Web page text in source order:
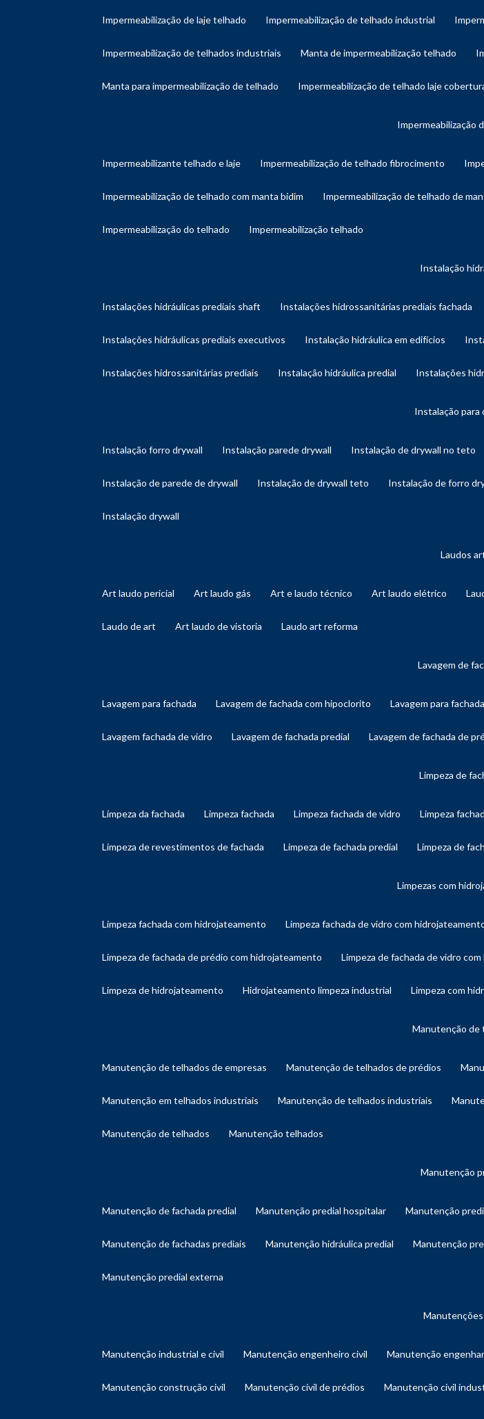
impermeabilização de laje telhado impermeabilização de telhado industrial
impermeabilização de telhados industriais manta de impermeabilização telhado
manta para impermeabilização de telhado impermeabilização de telhado laje
impermeabilização
impermeabilizante telhado e laje impermeabilização de telhado fibrocimento
impermeabilização de telhado com manta bidim impermeabilização de telhado de
impermeabilização do telhado impermeabilização telhado
instalação
instalações hidráulicas prediais shaft instalações hidrossanitárias prediais fachada
instalações hidráulicas prediais executivos instalação hidráulica em edifícios
instalações hidrossanitárias prediais instalação hidráulica predial instalações
instalação para
instalação forro drywall instalação parede drywall instalação de drywall no teto
instalação de parede de drywall instalação de drywall teto instalação de forro
instalação drywall
laudos
art laudo pericial art laudo gás art e laudo técnico art laudo elétrico
laudo de art art laudo de vistoria laudo art reforma
lavagem de
lavagem para fachada lavagem de fachada com hipoclorito lavagem para
lavagem fachada de vidro lavagem de fachada predial lavagem de fachada de
limpeza de
limpeza da fachada limpeza fachada limpeza fachada de vidro limpeza
limpeza de revestimentos de fachada limpeza de fachada predial limpeza de
limpezas com
limpeza fachada com hidrojateamento limpeza fachada de vidro com
limpeza de fachada de prédio com hidrojateamento limpeza de fachada de vidro
limpeza de hidrojateamento hidrojateamento limpeza industrial limpeza com
manutenção
manutenção de telhados de empresas manutenção de telhados de prédios
manutenção em telhados industriais manutenção de telhados industriais
manutenção de telhados manutenção telhados
manutenção
manutenção de fachada predial manutenção predial hospitalar manutenção
manutenção de fachadas prediais manutenção hidráulica predial manutenção
manutenção predial externa
manutenção industrial e civil manutenção engenheiro civil manutenção
manutenção construção civil manutenção civil de prédios manutenção civil